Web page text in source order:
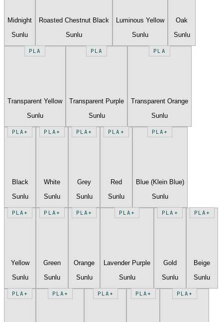
Midnight
Sunlu
Roasted Chestnut Black
Sunlu
Luminous Yellow
Sunlu
Oak
Sunlu
PLA
Transparent Yellow
Sunlu
PLA
Transparent Purple
Sunlu
PLA
Transparent Orange
Sunlu
PLA+
Black
Sunlu
PLA+
White
Sunlu
PLA+
Grey
Sunlu
PLA+
Red
Sunlu
PLA+
Blue (Klein Blue)
Sunlu
PLA+
Yellow
Sunlu
PLA+
Green
Sunlu
PLA+
Orange
Sunlu
PLA+
Lavender Purple
Sunlu
PLA+
Gold
Sunlu
PLA+
Beige
Sunlu
PLA+ PLA+ PLA+ PLA+ PLA+